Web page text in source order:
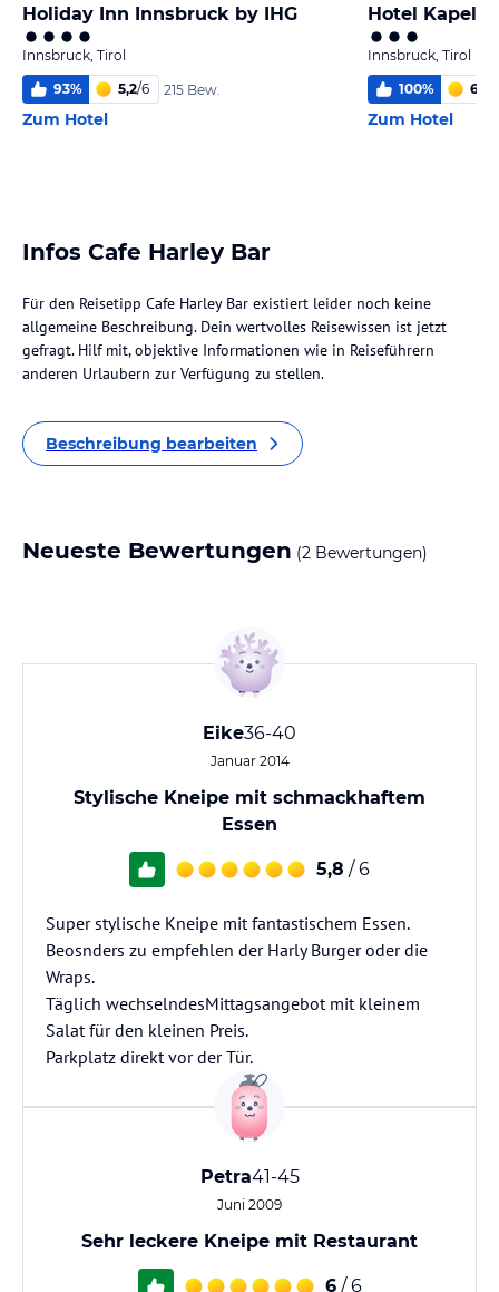
Holiday Inn Innsbruck by IHG
Innsbruck, Tirol
93% 5,2/6 215 Bew.
Zum Hotel
Hotel
Innsbruck, Tirol
100% 6,0
Zum Hotel
Infos Cafe Harley Bar
Für den Reisetipp Cafe Harley Bar existiert leider noch keine
allgemeine Beschreibung. Dein wertvolles Reisewissen ist jetzt
gefragt. Hilf mit, objektive Informationen wie in Reiseführern
anderen Urlaubern zur Verfügung zu stellen.
Beschreibung bearbeiten
Neueste Bewertungen (2 Bewertungen)
Eike36-40
Januar 2014
Stylische Kneipe mit schmackhaftem
Essen
5,8 / 6
Super stylische Kneipe mit fantastischem Essen.
Beosnders zu empfehlen der Harly Burger oder die
Wraps.
Täglich wechselndesMittagsangebot mit kleinem
Salat für den kleinen Preis.
Parkplatz direkt vor der Tür.
Petra41-45
Juni 2009
Sehr leckere Kneipe mit Restaurant
6 / 6